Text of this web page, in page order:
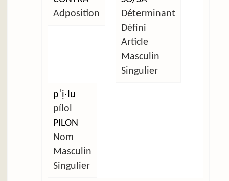
Adposition
Déterminant
Défini
Article
Masculin
Singulier
pˈịˑlu
pílol
PILON
Nom
Masculin
Singulier